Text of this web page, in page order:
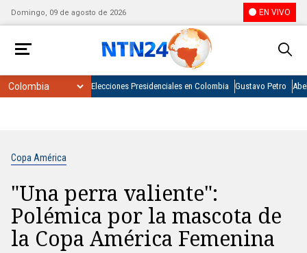
Domingo, 09 de agosto de 2026 EN VIVO
Elecciones Presidenciales en Colombia Gustavo Petro
Copa América
"Una perra valiente":
Polémica por la mascota de
la Copa América Femenina